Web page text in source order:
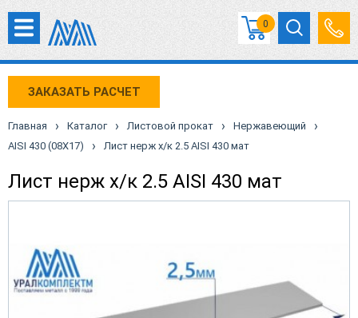
0
ЗАКАЗАТЬ РАСЧЕТ
Главная › Каталог › Листовой прокат › Нержавеющий ›
AISI 430 (08X17) › Лист нерж х/к 2.5 AISI 430 мат
Лист нерж х/к 2.5 AISI 430 мат